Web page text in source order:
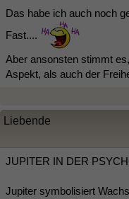
Das habe ich auch noch
Fast....
Aber ansonsten stimmt
Aspekt, als auch der
Liebende
JUPITER IN DER
Jupiter symbolisiert